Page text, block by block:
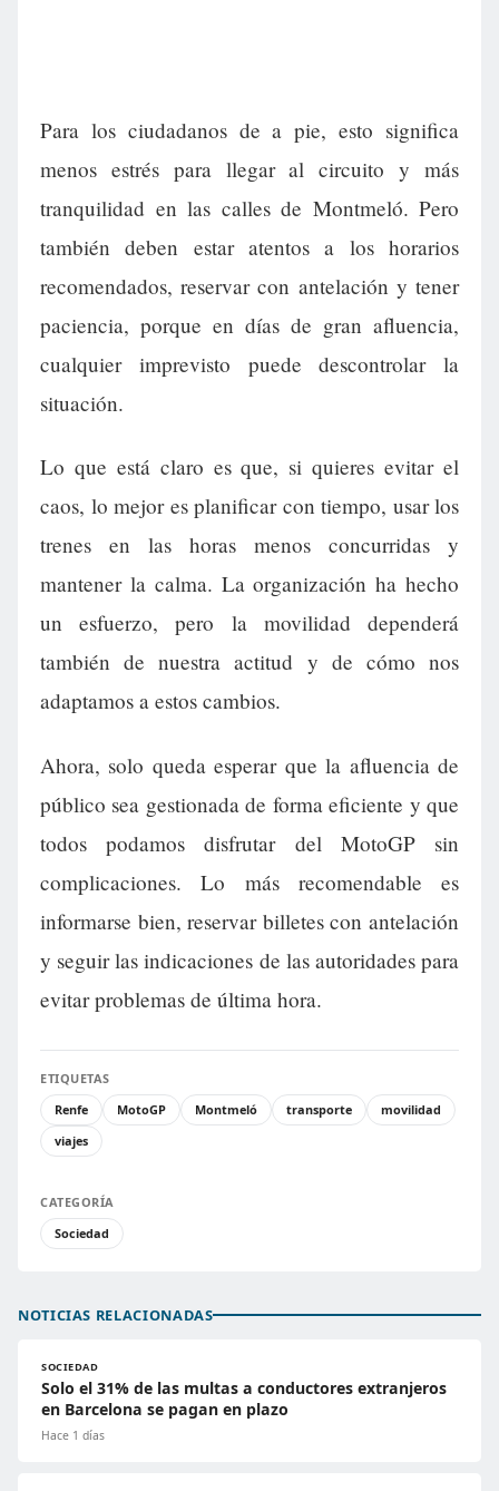
Para los ciudadanos de a pie, esto significa
menos estrés para llegar al circuito y más
tranquilidad en las calles de Montmeló. Pero
también deben estar atentos a los horarios
recomendados, reservar con antelación y tener
paciencia, porque en días de gran afluencia,
cualquier imprevisto puede descontrolar la
situación.
Lo que está claro es que, si quieres evitar el
caos, lo mejor es planificar con tiempo, usar los
trenes en las horas menos concurridas y
mantener la calma. La organización ha hecho
un esfuerzo, pero la movilidad dependerá
también de nuestra actitud y de cómo nos
adaptamos a estos cambios.
Ahora, solo queda esperar que la afluencia de
público sea gestionada de forma eficiente y que
todos podamos disfrutar del MotoGP sin
complicaciones. Lo más recomendable es
informarse bien, reservar billetes con antelación
y seguir las indicaciones de las autoridades para
evitar problemas de última hora.
ETIQUETAS
Renfe
MotoGP Montmeló transporte
movilidad
viajes
CATEGORÍA
Sociedad
NOTICIAS RELACIONADAS
SOCIEDAD
Solo el 31% de las multas a conductores extranjeros
en Barcelona se pagan en plazo
Hace 1 días